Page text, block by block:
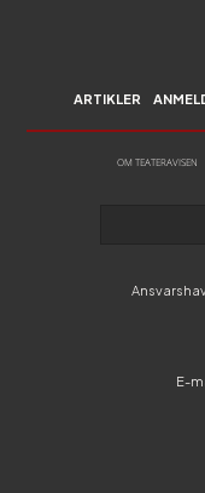
ARTIKLER
OM TEATERAVISEN
E-